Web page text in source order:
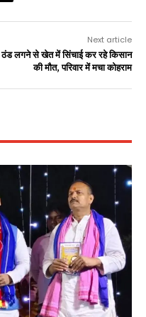
Next article
ठंड लगने से खेत में सिंचाई कर रहे किसान
की मौत, परिवार में मचा कोहराम